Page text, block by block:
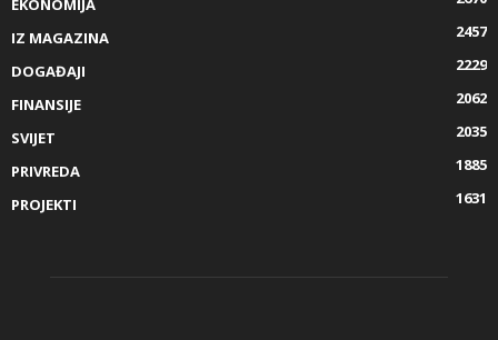
EKONOMIJA
IZ MAGAZINA
2457
DOGAĐAJI
2229
FINANSIJE
2062
SVIJET
2035
PRIVREDA
1885
PROJEKTI
1631